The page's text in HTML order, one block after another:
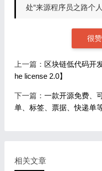
处“来源程序员之路个人
很
上一篇： 区块链低代码开
he license 2.0】
下一篇： 一款开源免费、
单、标签、票据、快递单
相关文章